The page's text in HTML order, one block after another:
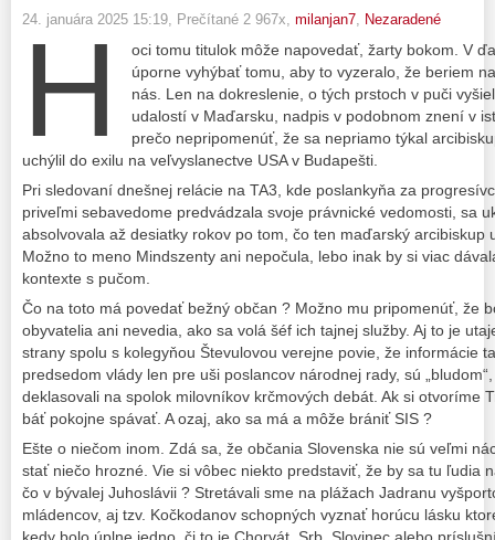
24. januára 2025 15:19 , Prečítané 2 967x, milanjan7 Nezaradené
H
oci tomu titulok môže napovedať, žarty bokom. V
úporne vyhýbať tomu, aby to vyzeralo, že beriem
nás. Len na dokreslenie, o tých prstoch v puči
udalostí v Maďarsku, nadpis v podobnom znení v
prečo nepripomenúť, že sa nepriamo týkal
uchýlil do exilu na veľvyslanectve USA v Budapešti.
Pri sledovaní dnešnej relácie na TA3, kde poslankyňa za
priveľmi sebavedome predvádzala svoje právnické vedomosti, sa
absolvovala až desiatky rokov po tom, čo ten maďarský arcibiskup
Možno to meno Mindszenty ani nepočula, lebo inak by si viac
kontexte s pučom.
Čo na toto má povedať bežný občan ? Možno mu pripomenúť, že
obyvatelia ani nevedia, ako sa volá šéf ich tajnej služby. Aj to je
strany spolu s kolegyňou Števulovou verejne povie, že informácie
predsedom vlády len pre uši poslancov národnej rady, sú
deklasovali na spolok milovníkov krčmových debát. Ak si otvoríme
báť pokojne spávať. A ozaj, ako sa má a môže brániť SIS ?
Ešte o niečom inom. Zdá sa, že občania Slovenska nie sú veľmi
stať niečo hrozné. Vie si vôbec niekto predstaviť, že by sa tu ľudia
čo v bývalej Juhoslávii ? Stretávali sme na plážach Jadranu
mládencov, aj tzv. Kočkodanov schopných vyznať horúcu lásku